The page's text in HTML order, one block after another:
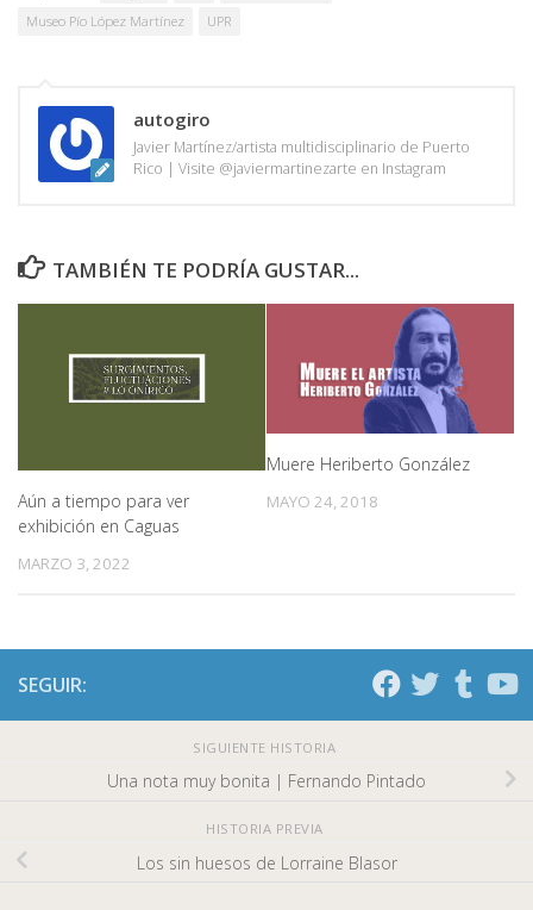
Museo Pío López Martínez
UPR
autogiro
Javier Martínez/artista multidisciplinario de Puerto
Rico | Visite @javiermartinezarte en Instagram
TAMBIÉN TE PODRÍA GUSTAR...
Aún a tiempo para ver
exhibición en Caguas
MARZO 3, 2022
Muere Heriberto González
MAYO 24, 2018
SEGUIR:
SIGUIENTE HISTORIA
Una nota muy bonita | Fernando Pintado
HISTORIA PREVIA
Los sin huesos de Lorraine Blasor